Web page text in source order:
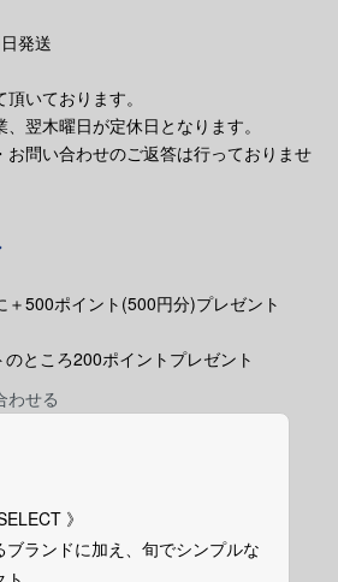
発送
いております。
翌木曜日が定休日となります。
お問い合わせのご返答は行っておりませ
500ポイント(500円分)プレゼント
ところ200ポイントプレゼント
わせる
》
ブランドに加え、旬でシンプルな